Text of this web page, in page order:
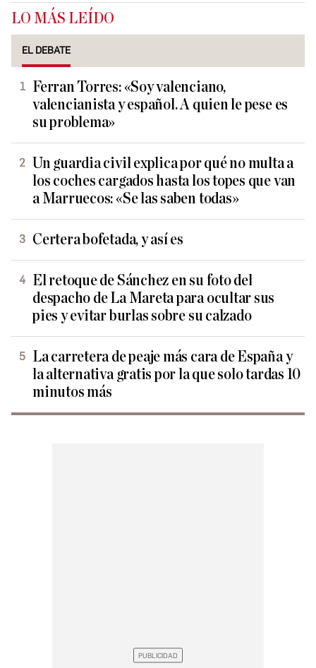
LO MÁS LEÍDO
EL DEBATE
Ferran Torres: «Soy valenciano,
valencianista y español. A quien le pese es
su problema»
Un guardia civil explica por qué no multa a
los coches cargados hasta los topes que van
a Marruecos: «Se las saben todas»
Certera bofetada, y así es
El retoque de Sánchez en su foto del
despacho de La Mareta para ocultar sus
pies y evitar burlas sobre su calzado
La carretera de peaje más cara de España y
la alternativa gratis por la que solo tardas 10
minutos más